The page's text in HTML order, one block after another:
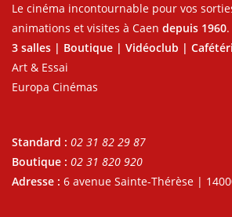
Le cinéma incontournable pour vos
animations et visites à Caen depuis 1960.
3 salles | Boutique | Vidéoclub |
Art & Essai
Europa Cinémas
Standard : 02 31 82 29 87
Boutique : 02 31 820 920
Adresse : 6 avenue Sainte-Thérèse |